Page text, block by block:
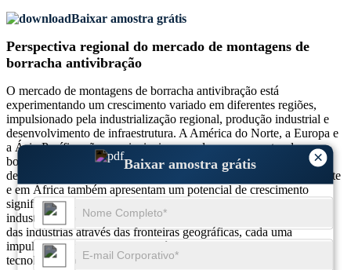
×
Baixar amostra grátis
Baixar amostra grátis
Perspectiva regional do mercado de montagens de
borracha antivibração
O mercado de montagens de borracha antivibração está
experimentando um crescimento variado em diferentes regiões,
impulsionado pela industrialização regional, produção industrial e
desenvolvimento de infraestrutura. A América do Norte, a Europa e
a Ásia-Pacífico são os principais mercados para suportes de
borracha antivibração, com cada região apresentando motivadores
de demanda exclusivos. Os mercados emergentes no Médio Oriente
e em África também apresentam um potencial de crescimento
significativo devido ao aumento da construção e da actividade
industrial. A perspectiva regional destaca as diversas necessidades
das indústrias através das fronteiras geográficas, cada uma
impulsionada por factores específicos, tais como avanços
tecnológicos, crescimento industrial e quadros regulamentares